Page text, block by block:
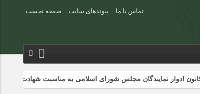
تماس با ما پیوندهای سایت صفحه نخست
نمایندگان مجلس شورای اسلامی به مناسبت شهادت دکتر علی